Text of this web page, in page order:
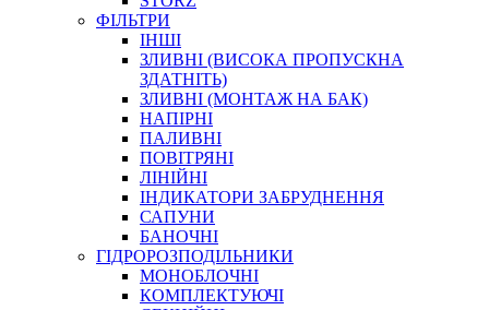
САДОВИЙ ІНВЕНТАР
ЕЛЕКТРИЧНІ ПРИЛАДИ
ПАЛЬНИКИ, ПАЯЛЬНИКИ, ПАЯЛЬНІ ЛАМПИ
ІНСТРУМЕНТИ ДЛЯ ЕЛЕКТРИКА
ЕЛЕКТРОІНСТРУМЕНТИ
ЗАМКИ І КОМПЛЕКТУЮЧІ
ІНСТРУМЕНТИ ДЛЯ ЗВАРЮВАННЯ, АКСЕСУАРИ
ФІЛЬТРИ
ІНШІ
ЗЛИВНІ (ВИСОКА ПРОПУСКНА
ЗДАТНІТЬ)
ЗЛИВНІ (МОНТАЖ НА БАК)
НАПІРНІ
ПАЛИВНІ
ПОВІТРЯНІ
ЛІНІЙНІ
ІНДИКАТОРИ ЗАБРУДНЕННЯ
САПУНИ
БАНОЧНІ
ГІДРОРОЗПОДІЛЬНИКИ
МОНОБЛОЧНІ
КОМПЛЕКТУЮЧІ